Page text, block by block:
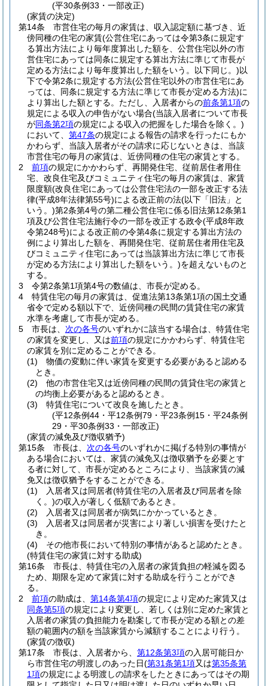
(平30条例33・一部改正)
(家賃の決定)
第14条
市営住宅の毎月の家賃は、収入認定額に基づき、近
傍同種の住宅の家賃(公営住宅にあっては令第3条に規定す
る算出方法により毎年度算出した額を、公営住宅以外の市
営住宅にあっては同条に規定する算出方法に準じて市長が
定める方法により毎年度算出した額をいう。以下同じ。)以
下で令第2条に規定する方法(公営住宅以外の市営住宅にあ
っては、同条に規定する方法に準じて市長が定める方法)に
より算出した額とする。 ただし、入居者からの前条第1項の
規定による収入の申告がない場合(当該入居者について市長
が同条第2項の規定による収入の把握をした場合を除く。)
において、 第47条の規定による報告の請求を行ったにもか
かわらず、当該入居者がその請求に応じないときは、当該
市営住宅の毎月の家賃は、近傍同種の住宅の家賃とする。
2
前項の規定にかかわらず、再開発住宅、従前居住者用住
宅、改良住宅及びコミュニティ住宅の毎月の家賃は、家賃
限度額(改良住宅にあっては公営住宅法の一部を改正する法
律(平成8年法律第55号)による改正前の法(以下「旧法」と
いう。)第2条第4号の第二種公営住宅に係る旧法第12条第1
項及び公営住宅法施行令の一部を改正する政令(平成8年政
令第248号)による改正前の令第4条に規定する算出方法の
例により算出した額を、再開発住宅、従前居住者用住宅及
びコミュニティ住宅にあっては当該算出方法に準じて市長
が定める方法により算出した額をいう。)を超えないものと
する。
3
令第2条第1項第4号の数値は、市長が定める。
4
特賃住宅の毎月の家賃は、促進法第13条第1項の国土交通
省令で定める額以下で、近傍同種の民間の賃貸住宅の家賃
水準を考慮して市長が定める。
5
市長は、 次の各号のいずれかに該当する場合は、特賃住宅
の家賃を変更し、又は前項の規定にかかわらず、特賃住宅
の家賃を別に定めることができる。
(1)
物価の変動に伴い家賃を変更する必要があると認める
とき。
(2)
他の市営住宅又は近傍同種の民間の賃貸住宅の家賃と
の均衡上必要があると認めるとき。
(3)
特賃住宅について改良を施したとき。
(平12条例44・平12条例79・平23条例15・平24条例
29・平30条例33・一部改正)
(家賃の減免及び徴収猶予)
第15条
市長は、 次の各号のいずれかに掲げる特別の事情が
ある場合においては、家賃の減免又は徴収猶予を必要とす
る者に対して、市長が定めるところにより、当該家賃の減
免又は徴収猶予をすることができる。
(1)
入居者又は同居者(特賃住宅の入居者及び同居者を除
く。)の収入が著しく低額であるとき。
(2)
入居者又は同居者が病気にかかっているとき。
(3)
入居者又は同居者が災害により著しい損害を受けたと
き。
(4)
その他市長において特別の事情があると認めたとき。
(特賃住宅の家賃に対する助成)
第16条
市長は、特賃住宅の入居者の家賃負担の軽減を図る
ため、期限を定めて家賃に対する助成を行うことができ
る。
2
前項の助成は、 第14条第4項の規定により定めた家賃又は
同条第5項の規定により変更し、若しくは別に定めた家賃と
入居者の家賃の負担能力を勘案して市長が定める額との差
額の範囲内の額を当該家賃から減額することにより行う。
(家賃の徴収)
第17条
市長は、入居者から、 第12条第3項の入居可能日か
ら市営住宅の明渡しのあった日(第31条第1項又は第35条第
1項の規定による明渡しの請求をしたときにあってはその期